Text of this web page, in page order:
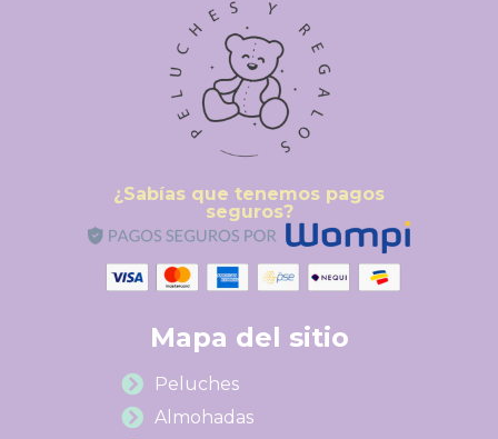
¿Sabías que tenemos pagos
seguros?
Mapa del sitio
Peluches
Almohadas